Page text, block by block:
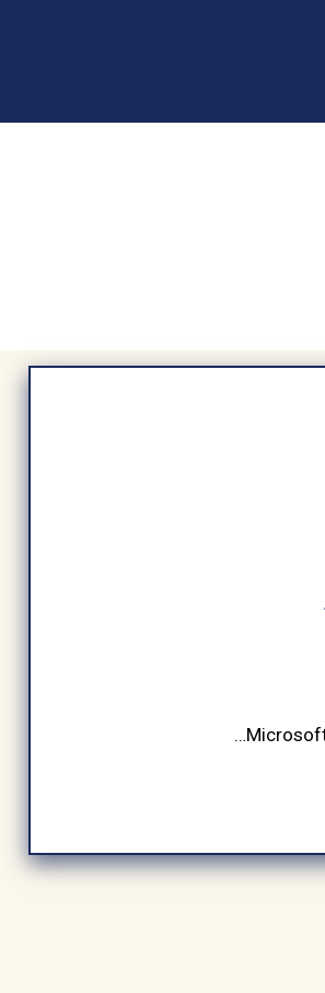
تحميل مايكروسوفت اوفيس 2016 مفعل مدى الحياة عبارة عن حزمة برامج من Microsoft تتضمن برامج شائعة مثل Word وExcel وPowerPoint وOutlook. صدرت هذه الحزمة عام 2015، وقدمت ميزات جديدة لتسهيل العمل على المستخدمين، خاصةً في Teams. بفضل التحرير الفوري، والتخزين السحابي عبر OneDrive، وأدوات مُحسّنة لتنظيم البيانات وتحليلها، سهّل تحميل برنامج excel 2016 مجانًا 64 […]